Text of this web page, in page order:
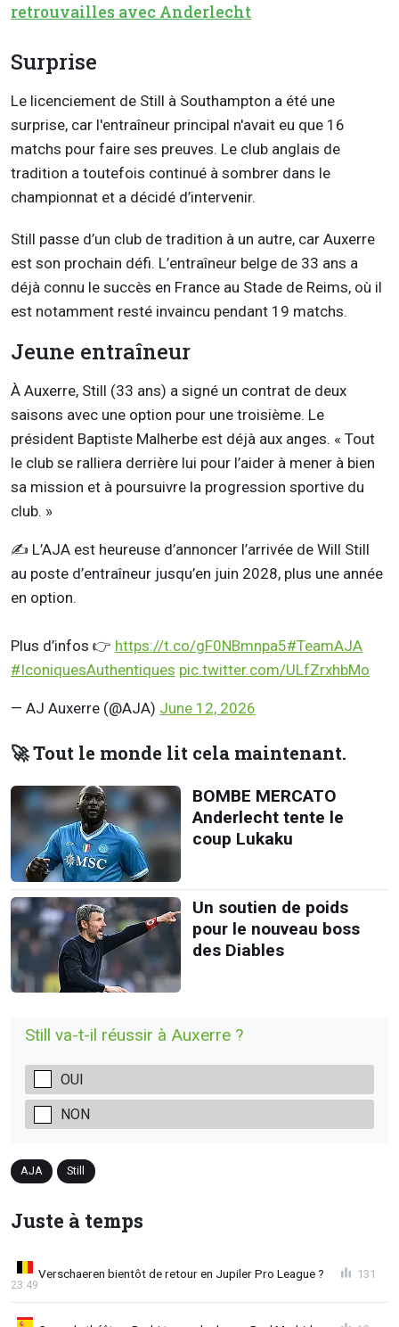
retrouvailles avec Anderlecht
Surprise
Le licenciement de Still à Southampton a été une
surprise, car l'entraîneur principal n'avait eu que 16
matchs pour faire ses preuves. Le club anglais de
tradition a toutefois continué à sombrer dans le
championnat et a décidé d’intervenir.
Still passe d’un club de tradition à un autre, car Auxerre
est son prochain défi. L’entraîneur belge de 33 ans a
déjà connu le succès en France au Stade de Reims, où il
est notamment resté invaincu pendant 19 matchs.
Jeune entraîneur
À Auxerre, Still (33 ans) a signé un contrat de deux
saisons avec une option pour une troisième. Le
président Baptiste Malherbe est déjà aux anges. « Tout
le club se ralliera derrière lui pour l’aider à mener à bien
sa mission et à poursuivre la progression sportive du
club. »
✍️ L’AJA est heureuse d’annoncer l’arrivée de Will Still
au poste d’entraîneur jusqu’en juin 2028, plus une année
en option.
Plus d’infos 👉 https://t.co/gF0NBmnpa5#TeamAJA
#IconiquesAuthentiques pic.twitter.com/ULfZrxhbMo
— AJ Auxerre (@AJA) June 12, 2026
🚀 Tout le monde lit cela maintenant.
BOMBE MERCATO
Anderlecht tente le
coup Lukaku
Un soutien de poids
pour le nouveau boss
des Diables
Still va-t-il réussir à Auxerre ?
OUI
NON
AJA Still
Juste à temps
Verschaeren bientôt de retour en Jupiler Pro League ?
23:49
131